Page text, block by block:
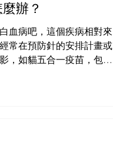
辦？
血病吧，這個疾病相對來
常在預防針的安排計畫或
，如貓五合一疫苗，包含